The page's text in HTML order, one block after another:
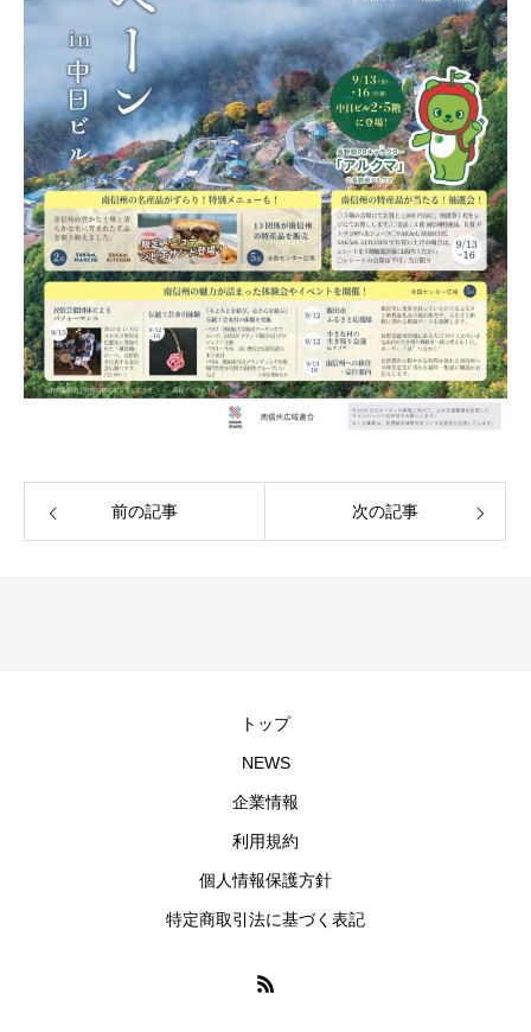
前の記事 次の記事
トップ
NEWS
企業情報
利用規約
個人情報保護方針
特定商取引法に基づく表記